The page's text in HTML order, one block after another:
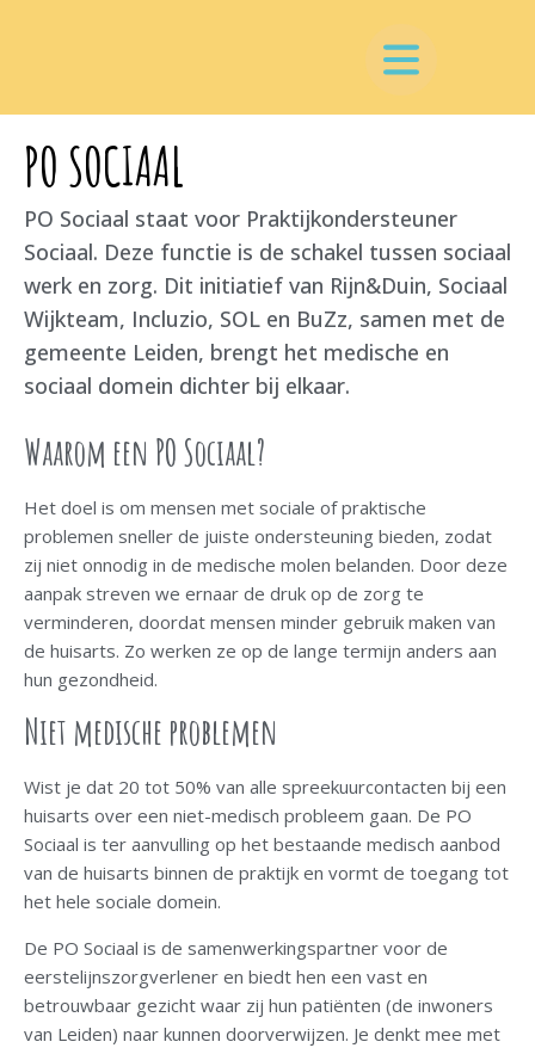
PO SOCIAAL
PO Sociaal staat voor Praktijkondersteuner
Sociaal. Deze functie is de schakel tussen sociaal
werk en zorg. Dit initiatief van Rijn&Duin, Sociaal
Wijkteam, Incluzio, SOL en BuZz, samen met de
gemeente Leiden, brengt het medische en
sociaal domein dichter bij elkaar.
Waarom een PO Sociaal?
Het doel is om mensen met sociale of praktische
problemen sneller de juiste ondersteuning bieden, zodat
zij niet onnodig in de medische molen belanden. Door deze
aanpak streven we ernaar de druk op de zorg te
verminderen, doordat mensen minder gebruik maken van
de huisarts. Zo werken ze op de lange termijn anders aan
hun gezondheid.
Niet medische problemen
Wist je dat 20 tot 50% van alle spreekuurcontacten bij een
huisarts over een niet-medisch probleem gaan. De PO
Sociaal is ter aanvulling op het bestaande medisch aanbod
van de huisarts binnen de praktijk en vormt de toegang tot
het hele sociale domein.
De PO Sociaal is de samenwerkingspartner voor de
eerstelijnszorgverlener en biedt hen een vast en
betrouwbaar gezicht waar zij hun patiënten (de inwoners
van Leiden) naar kunnen doorverwijzen. Je denkt mee met